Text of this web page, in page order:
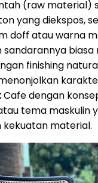
(raw material)
yang diekspos,
doff atau warna
sandarannya
finishing
Cafe dengan
tema maskulin
kekuatan material.